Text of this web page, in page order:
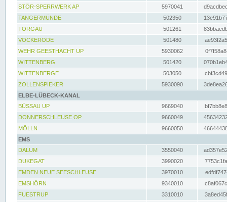
STÖR-SPERRWERK AP 5970041
TANGERMÜNDE
502350
TORGAU
501261
VOCKERODE
501480
WEHR GEESTHACHT UP
5930062
WITTENBERG
501420
WITTENBERGE
503050
ZOLLENSPIEKER
5930090
ELBE-LÜBECK-KANAL
BÜSSAU UP
9669040
DONNERSCHLEUSE OP
9660049
MÖLLN
9660050
EMS
DALUM
3550040
DUKEGAT
3990020
EMDEN NEUE SEESCHLEUSE
3970010
EMSHÖRN
9340010
FUESTRUP
3310010